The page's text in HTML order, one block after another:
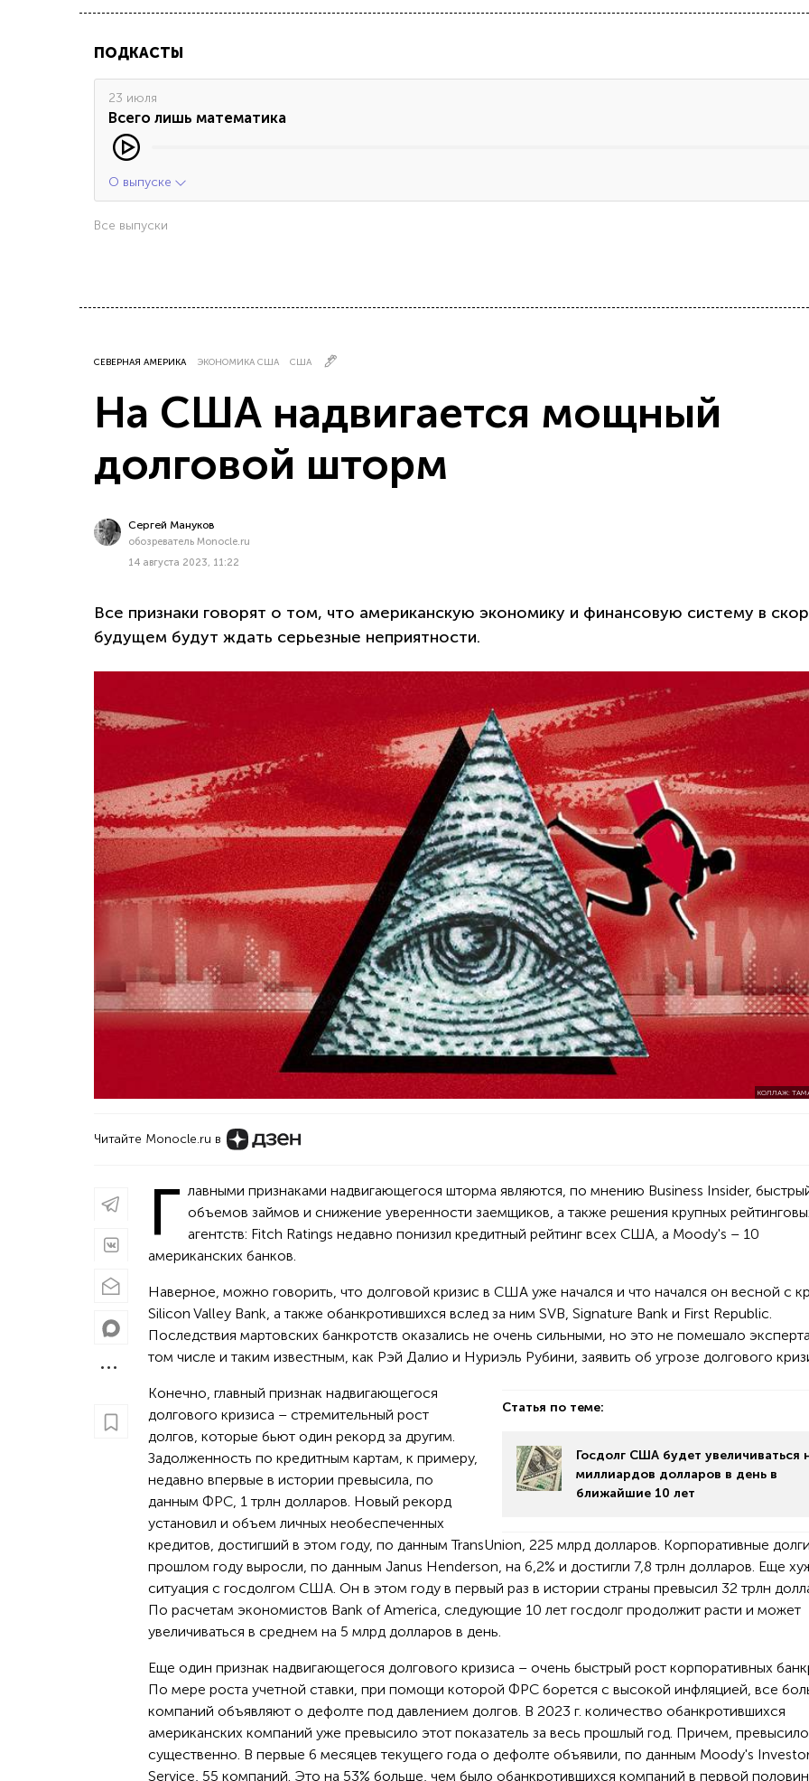
ПОДКАСТЫ
23 июля
Всего лишь математика
О выпуске
Все выпуски
СЕВЕРНАЯ АМЕРИКА ЭКОНОМИКА США США
На США надвигается мощный
долговой шторм
Сергей Мануков
обозреватель Monocle.ru
14 августа 2023, 11:22
Все признаки говорят о том, что американскую экономику и финансовую систему в
будущем будут ждать серьезные неприятности.
КОЛЛАЖ:
Читайте Monocle.ru в
Г лавными признаками надвигающегося шторма являются, по мнению Business Insider,
объемов займов и снижение уверенности заемщиков, а также решения крупных
агентств: Fitch Ratings недавно понизил кредитный рейтинг всех США, а Moody's – 10
американских банков.
Наверное, можно говорить, что долговой кризис в США уже начался и что начался он весной с
Silicon Valley Bank, а также обанкротившихся вслед за ним SVB, Signature Bank и First Republic.
Последствия мартовских банкротств оказались не очень сильными, но это не помешало
том числе и таким известным, как Рэй Далио и Нуриэль Рубини, заявить об угрозе долгового
Статья по теме:
Госдолг США будет увеличиваться
миллиардов долларов в день в
ближайшие 10 лет
Конечно, главный признак надвигающегося
долгового кризиса – стремительный рост
долгов, которые бьют один рекорд за другим.
Задолженность по кредитным картам, к примеру,
недавно впервые в истории превысила, по
данным ФРС, 1 трлн долларов. Новый рекорд
установил и объем личных необеспеченных
кредитов, достигший в этом году, по данным TransUnion, 225 млрд долларов. Корпоративные
прошлом году выросли, по данным Janus Henderson, на 6,2% и достигли 7,8 трлн долларов. Еще
ситуация с госдолгом США. Он в этом году в первый раз в истории страны превысил 32 трлн
По расчетам экономистов Bank of America, следующие 10 лет госдолг продолжит расти и может
увеличиваться в среднем на 5 млрд долларов в день.
Еще один признак надвигающегося долгового кризиса – очень быстрый рост корпоративных
По мере роста учетной ставки, при помощи которой ФРС борется с высокой инфляцией, все
компаний объявляют о дефолте под давлением долгов. В 2023 г. количество обанкротившихся
американских компаний уже превысило этот показатель за весь прошлый год. Причем, превысило
существенно. В первые 6 месяцев текущего года о дефолте объявили, по данным Moody's
Service, 55 компаний. Это на 53% больше, чем было обанкротившихся компаний в первой